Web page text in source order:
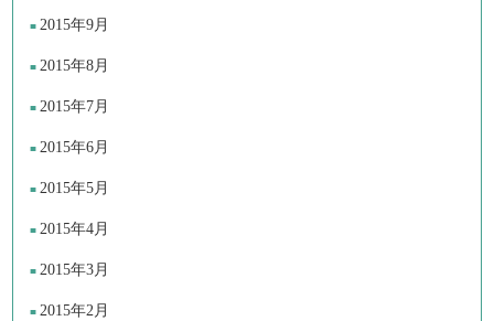
2015年9月
2015年8月
2015年7月
2015年6月
2015年5月
2015年4月
2015年3月
2015年2月